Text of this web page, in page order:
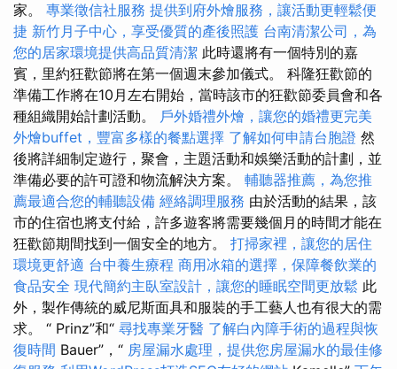
家。 專業徵信社服務 提供到府外燴服務，讓活動更輕鬆便
捷 新竹月子中心，享受優質的產後照護 台南清潔公司，為
您的居家環境提供高品質清潔 此時還將有一個特別的嘉
賓，里約狂歡節將在第一個週末參加儀式。 科隆狂歡節的
準備工作將在10月左右開始，當時該市的狂歡節委員會和各
種組織開始計劃活動。 戶外婚禮外燴，讓您的婚禮更完美
外燴buffet，豐富多樣的餐點選擇 了解如何申請台胞證 然
後將詳細制定遊行，聚會，主題活動和娛樂活動的計劃，並
準備必要的許可證和物流解決方案。 輔聽器推薦，為您推
薦最適合您的輔聽設備 經絡調理服務 由於活動的結果，該
市的住宿也將支付給，許多遊客將需要幾個月的時間才能在
狂歡節期間找到一個安全的地方。 打掃家裡，讓您的居住
環境更舒適 台中養生療程 商用冰箱的選擇，保障餐飲業的
食品安全 現代簡約主臥室設計，讓您的睡眠空間更放鬆 此
外，製作傳統的威尼斯面具和服裝的手工藝人也有很大的需
求。 “ Prinz”和“ 尋找專業牙醫 了解白內障手術的過程與恢
復時間 Bauer”，“ 房屋漏水處理，提供您房屋漏水的最佳修